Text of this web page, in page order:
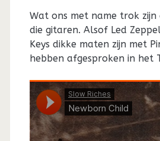
Wat ons met name trok zijn
die gitaren. Alsof Led
Keys dikke maten zijn met
hebben afgesproken in het